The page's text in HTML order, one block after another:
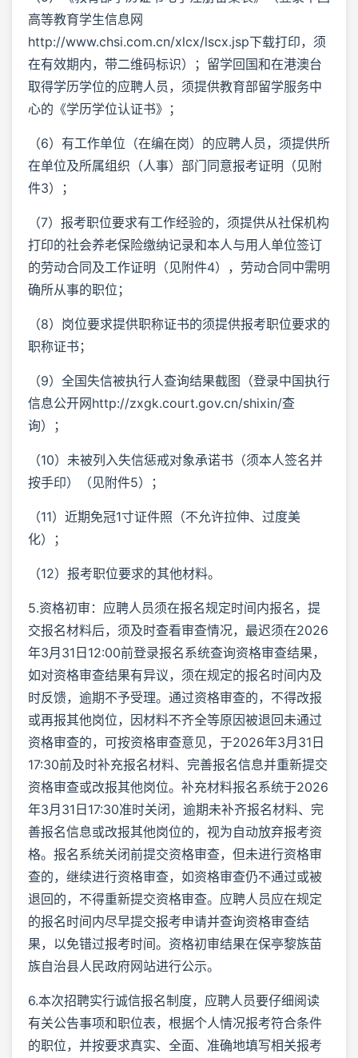
高等教育学生信息网
http://www.chsi.com.cn/xlcx/lscx.jsp下载打印，须
在有效期内，带二维码标识）；留学回国和在港澳台
取得学历学位的应聘人员，须提供教育部留学服务中
心的《学历学位认证书》；
（6）有工作单位（在编在岗）的应聘人员，须提供所
在单位及所属组织（人事）部门同意报考证明（见附
件3）；
（7）报考职位要求有工作经验的，须提供从社保机构
打印的社会养老保险缴纳记录和本人与用人单位签订
的劳动合同及工作证明（见附件4），劳动合同中需明
确所从事的职位；
（8）岗位要求提供职称证书的须提供报考职位要求的
职称证书；
（9）全国失信被执行人查询结果截图（登录中国执行
信息公开网http://zxgk.court.gov.cn/shixin/查
询）；
（10）未被列入失信惩戒对象承诺书（须本人签名并
按手印）（见附件5）；
（11）近期免冠1寸证件照（不允许拉伸、过度美
化）；
（12）报考职位要求的其他材料。
5.资格初审：应聘人员须在报名规定时间内报名，提
交报名材料后，须及时查看审查情况，最迟须在2026
年3月31日12:00前登录报名系统查询资格审查结果，
如对资格审查结果有异议，须在规定的报名时间内及
时反馈，逾期不予受理。通过资格审查的，不得改报
或再报其他岗位，因材料不齐全等原因被退回未通过
资格审查的，可按资格审查意见，于2026年3月31日
17:30前及时补充报名材料、完善报名信息并重新提交
资格审查或改报其他岗位。补充材料报名系统于2026
年3月31日17:30准时关闭，逾期未补齐报名材料、完
善报名信息或改报其他岗位的，视为自动放弃报考资
格。报名系统关闭前提交资格审查，但未进行资格审
查的，继续进行资格审查，如资格审查仍不通过或被
退回的，不得重新提交资格审查。应聘人员应在规定
的报名时间内尽早提交报考申请并查询资格审查结
果，以免错过报考时间。资格初审结果在保亭黎族苗
族自治县人民政府网站进行公示。
6.本次招聘实行诚信报名制度，应聘人员要仔细阅读
有关公告事项和职位表，根据个人情况报考符合条件
的职位，并按要求真实、全面、准确地填写相关报考